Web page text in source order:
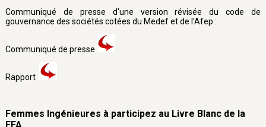
Communiqué de presse d'une version révisée du code de
gouvernance des sociétés cotées du Medef et de l’Afep :
Communiqué de presse
Rapport
Femmes Ingénieures à participez au Livre Blanc de la